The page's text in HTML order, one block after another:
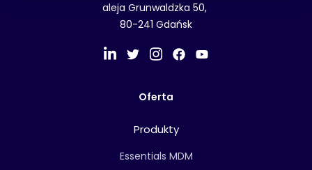
aleja Grunwaldzka 50,
80-241 Gdańsk
Oferta
Produkty
Essentials MDM